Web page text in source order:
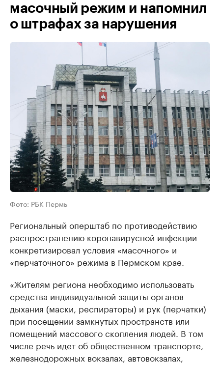
масочный режим и напомнил
о штрафах за нарушения
Фото: РБК Пермь
Региональный оперштаб по противодействию
распространению коронавирусной инфекции
конкретизировал условия «масочного» и
«перчаточного» режима в Пермском крае.
«Жителям региона необходимо использовать
средства индивидуальной защиты органов
дыхания (маски, респираторы) и рук (перчатки)
при посещении замкнутых пространств или
помещений массового скопления людей. В том
числе речь идет об общественном транспорте,
железнодорожных вокзалах, автовокзалах,